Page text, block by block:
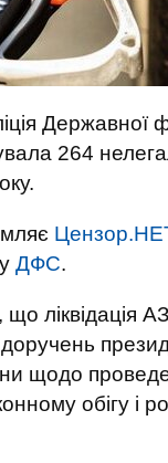
Державної
264
ДФС.
ліквідація
щодо
обігу і